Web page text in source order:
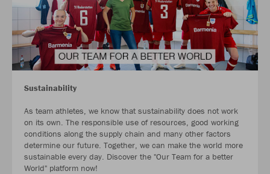
Sustainability
As team athletes, we know that sustainability does not work
on its own. The responsible use of resources, good working
conditions along the supply chain and many other factors
determine our future. Together, we can make the world more
sustainable every day. Discover the "Our Team for a better
World" platform now!